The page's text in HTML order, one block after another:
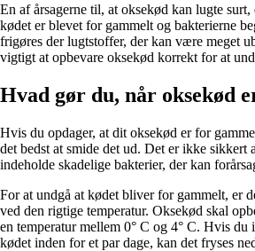
En af årsagerne til, at oksekød kan lugte
kødet er blevet for gammelt og bakterierne
frigøres der lugtstoffer, der kan være meget
vigtigt at opbevare oksekød korrekt for at
Hvad gør du, når oksekød
Hvis du opdager, at dit oksekød er for
det bedst at smide det ud. Det er ikke sikkert
indeholde skadelige bakterier, der kan
For at undgå at kødet bliver for gammelt, er
ved den rigtige temperatur. Oksekød skal
en temperatur mellem 0° C og 4° C. Hvis
kødet inden for et par dage, kan det fryses